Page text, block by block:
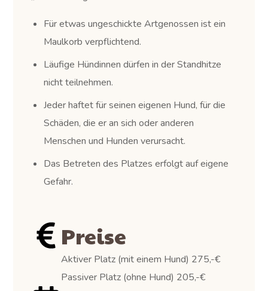
Für etwas ungeschickte Artgenossen ist ein
Maulkorb verpflichtend.
Läufige Hündinnen dürfen in der Standhitze
nicht teilnehmen.
Jeder haftet für seinen eigenen Hund, für die
Schäden, die er an sich oder anderen
Menschen und Hunden verursacht.
Das Betreten des Platzes erfolgt auf eigene
Gefahr.
Preise
Aktiver Platz (mit einem Hund) 275,-€
Passiver Platz (ohne Hund) 205,-€